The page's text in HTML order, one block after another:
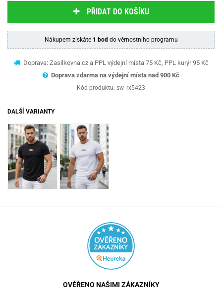
PŘIDAT DO KOŠÍKU
Nákupem získáte 1 bod do věrnostního programu
Doprava: Zasilkovna.cz a PPL výdejní místa 75 Kč, PPL kurýr 95 Kč
Doprava zdarma na výdejní místa nad 900 Kč
Kód produktu: sw_rx5423
DALŠÍ VARIANTY
OVĚŘENO NAŠIMI ZÁKAZNÍKY